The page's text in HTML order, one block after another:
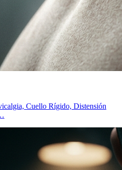
Cuello Rígido, Distensión